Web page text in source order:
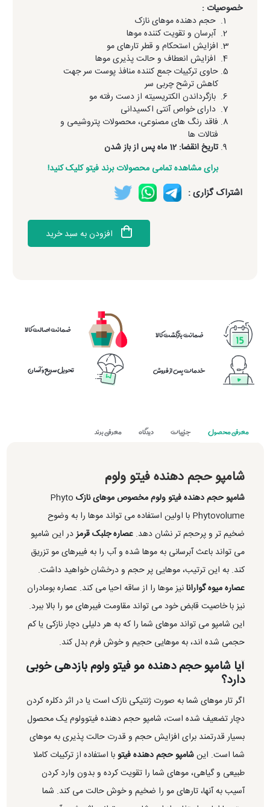
خصوصیات :
حجم دهنده موهای نازک
آبرسان و تقویت کننده موها
افزایش استحکام و قطر تارهای مو
افزایش انعطاف و حالت پذیری موها
حاوی ترکیبات جمع کننده منافذ پوست سر جهت
کاهش ترشح چربی سر
بازگرداندن الکتریسیته از دست رفته مو
دارای خواص آنتی اکسیدانی
فاقد رنگ های مصنوعی، محصولات پتروشیمی و
فتالات ها
تاریخ انقضا: 12 ماه پس از باز شدن
برای مشاهده تمامی محصولات برند فیتو کلیک کنید!
اشتراک گزاری :
افزودن به سبد خرید
ضمانت بازگشت کالا ضمانت اصالت کالا
خدمات پس از فروش تحویل سریع و آسان
معرفی محصول جزییات دیدگاه معرفی برند
شامپو حجم دهنده فیتو ولوم
شامپو حجم دهنده فیتو ولوم مخصوص موهای نازک Phyto
Phytovolume با اولین استفاده می تواند موها را به وضوح
ضخیم تر و پرحجم تر نشان دهد.عصاره جلبک قرمزدر این شامپو
می تواند باعث آبرسانی به موها شده و آب را به فیبرهای مو تزریق
کند. به این ترتیب، موهایی پر حجم و درخشان خواهید داشت.
عصاره میوه گوارانانیز موها را از ساقه احیا می کند. عصاره بومادران
نیز با خاصیت قابض خود می تواند مقاومت فیبرهای مو را بالا ببرد.
این شامپو می تواند موهای شما را که به هر دلیلی دچار نازکی یا کم
حجمی شده اند، به موهایی حجیم و خوش فرم بدل کند.
آیا شامپو حجم دهنده مو فیتو ولوم بازدهی خوبی
دارد؟
اگر تار موهای شما به صورت ژنتیکی نازک است یا در اثر دکلره کردن
دچار تضعیف شده است، شامپو حجم دهنده فیتوولوم یک محصول
بسیار قدرتمند برای افزایش حجم و قدرت حالت پذیری به موهای
شما است. اینشامپو حجم دهنده فیتوبا استفاده از ترکیبات کاملا
طبیعی و گیاهی، موهای شما را تقویت کرده و بدون وارد کردن
آسیب به آنها، تارهای مو را ضخیم و خوش حالت می کند. شما